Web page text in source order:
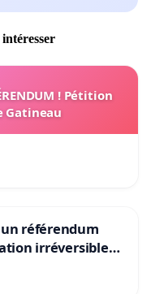
! Pétition
Gatineau
référendum
irréversible